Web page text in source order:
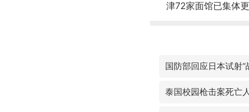
津72家面馆已集体
国防部回应日本试射“
泰国校园枪击案死亡